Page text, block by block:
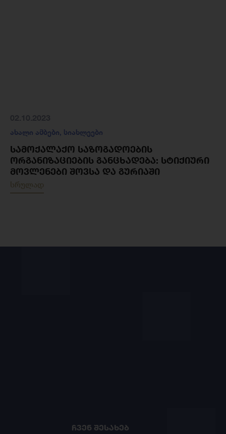
ახალი ამბები, სიახლეები
ᲡᲐᲛᲝᲥᲐᲚᲐᲥᲝ ᲡᲐᲖᲝᲒᲐᲓᲝᲔᲑᲘᲡ
ᲝᲠᲒᲐᲜᲘᲖᲐᲪᲘᲔᲑᲘᲡ ᲒᲐᲜᲪᲮᲐᲓᲔᲑᲐ: ᲡᲢᲘᲥᲘᲣᲠᲘ
ᲛᲝᲕᲚᲔᲜᲔᲑᲘ ᲨᲝᲕᲡᲐ ᲓᲐ ᲒᲣᲠᲘᲐᲨᲘ
სრულად
ᲩᲕᲔᲜ ᲨᲔᲡᲐᲮᲔᲑ